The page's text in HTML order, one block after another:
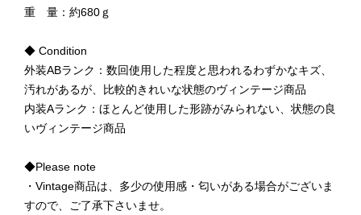
重 量：約680ｇ
◆ Condition
外装ABランク：数回使用した程度と思われるわずかなキズ、
汚れがあるが、比較的きれいな状態のヴィンテージ商品
内装Aランク：ほとんど使用した形跡がみられない、状態の良
いヴィンテージ商品
◆Please note
・Vintage商品は、多少の使用感・匂いがある場合がございま
すので、ご了承下さいませ。